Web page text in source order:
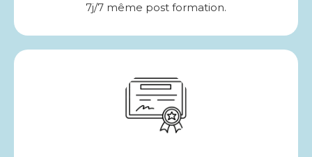
7j/7 même post formation.